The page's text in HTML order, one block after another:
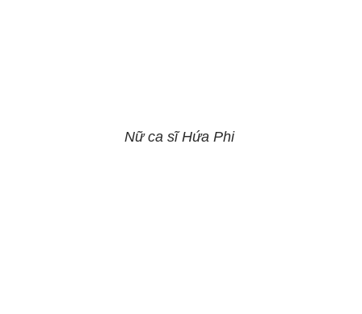
Nữ ca sĩ Hứa Phi